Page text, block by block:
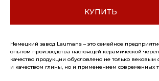
КУПИТЬ
Немецкий завод Laumans – это семейное
опытом производства настоящей керамической
качество продукции обусловлено не только вековым
и качеством глины, но и применением современных